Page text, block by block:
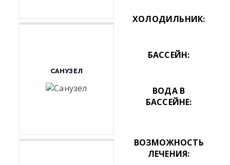
САНУЗЕЛ
ХОЛОДИЛЬНИК:
БАССЕЙН:
ВОДА В
БАССЕЙНЕ:
ВОЗМОЖНОСТЬ
ЛЕЧЕНИЯ: